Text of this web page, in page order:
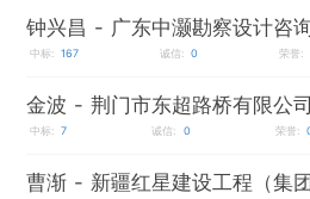
钟兴昌 - 广东中灏勘察设计咨
中标: 167 诚信: 0 荣誉:
金波 - 荆门市东超路桥有限公司
中标: 7 诚信: 0 荣誉:
曹渐 - 新疆红星建设工程（集